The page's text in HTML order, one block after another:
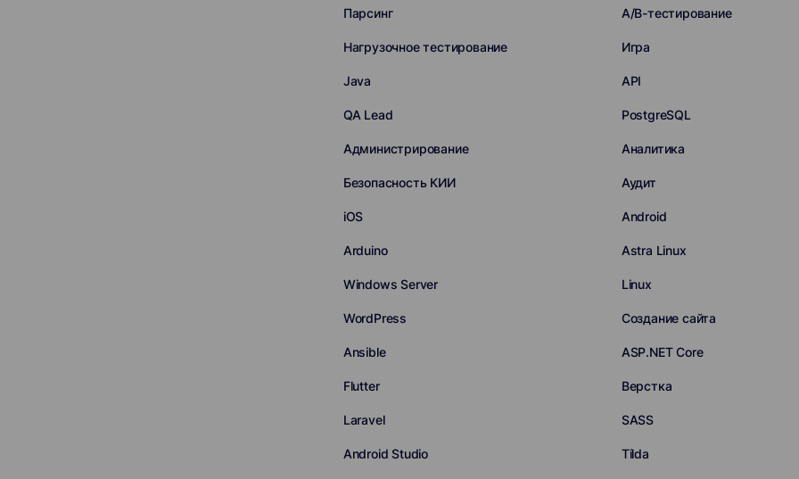
Парсинг A/B-тестирование
Нагрузочное тестирование Игра
Java API
QA Lead PostgreSQL
Администрирование Аналитика
Безопасность КИИ Аудит
iOS Android
Arduino Astra Linux
Windows Server Linux
WordPress Создание сайта
Ansible ASP.NET Core
Flutter Верстка
Laravel SASS
Android Studio Tilda